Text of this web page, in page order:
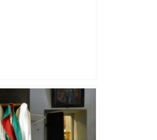
à Toulouse : Marc
la porte – RMC